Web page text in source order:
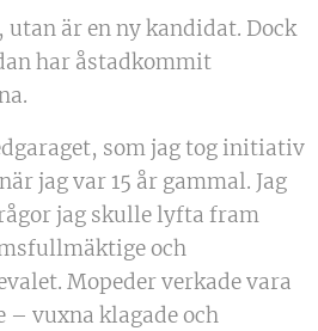
utan är en ny kandidat. Dock
har åstadkommit
som jag tog initiativ
jag var 15 år gammal. Jag
jag skulle lyfta fram
och
Mopeder verkade vara
– vuxna klagade och